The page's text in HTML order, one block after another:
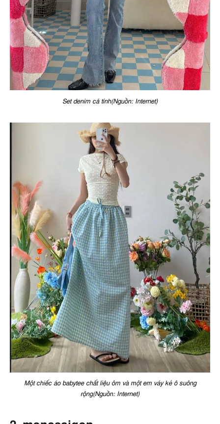
Set denim cá tính(Nguồn: Internet)
Một chiếc áo babytee chất liệu ôm và một em váy kẻ ô suông
rộng(Nguồn: Internet)